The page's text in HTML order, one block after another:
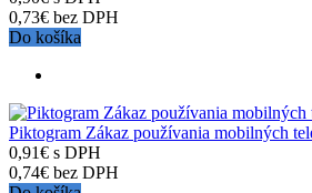
0,73€ bez DPH
Do košíka
Piktogram Zákaz používania mobilných
0,91€ s DPH
0,74€ bez DPH